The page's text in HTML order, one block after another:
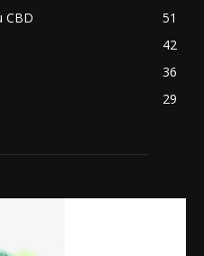
CBD
51
42
36
29